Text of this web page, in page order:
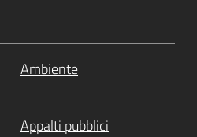
Ambiente
Appalti pubblici